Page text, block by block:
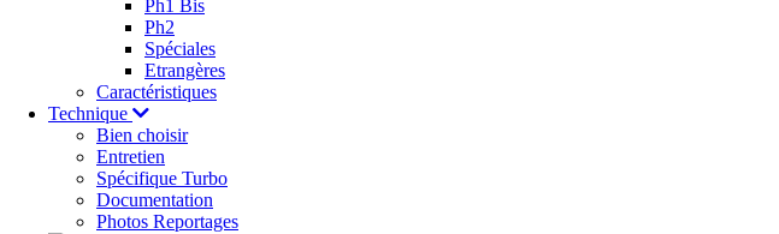
Ph1 Bis
Ph2
Spéciales
Etrangères
Caractéristiques
Technique
Bien choisir
Entretien
Spécifique Turbo
Documentation
Photos Reportages